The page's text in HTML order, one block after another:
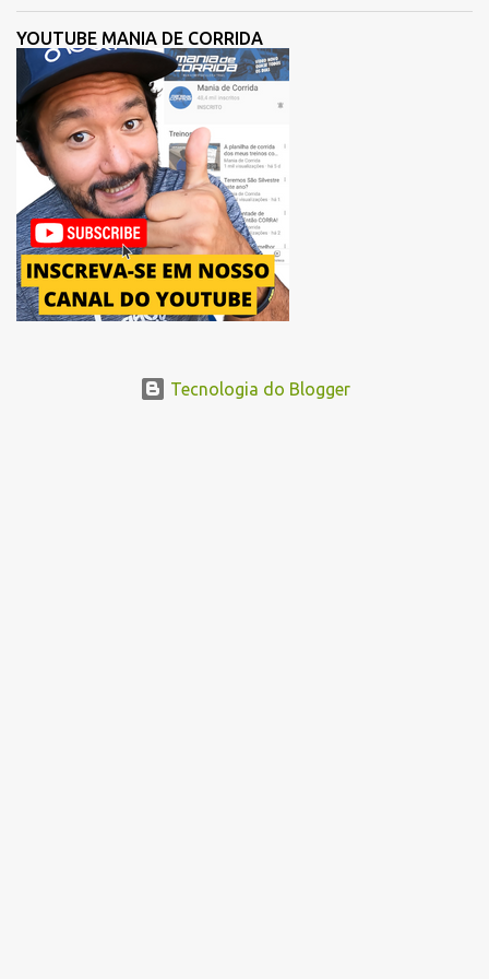
melhorar a fluidez dos atletas logo após a largada, contribuindo
para uma melhor distribuição dos corredores no início da corrida. A
mudança substitui o trecho do Elevado Presidente João Goulart por
um novo trajeto na região do Pacaembu e Barra Funda. Após a
Avenida Pacaembu, os corredores seguirão pela Avenida Doutor
Abraão Ribeiro, passando ao lado do Memorial da América Latina,
acessando a Avenida Norma Pieruccini Giannotti, a Avenida Rudge e
...
YOUTUBE MANIA DE CORRIDA
Tecnologia do Blogger